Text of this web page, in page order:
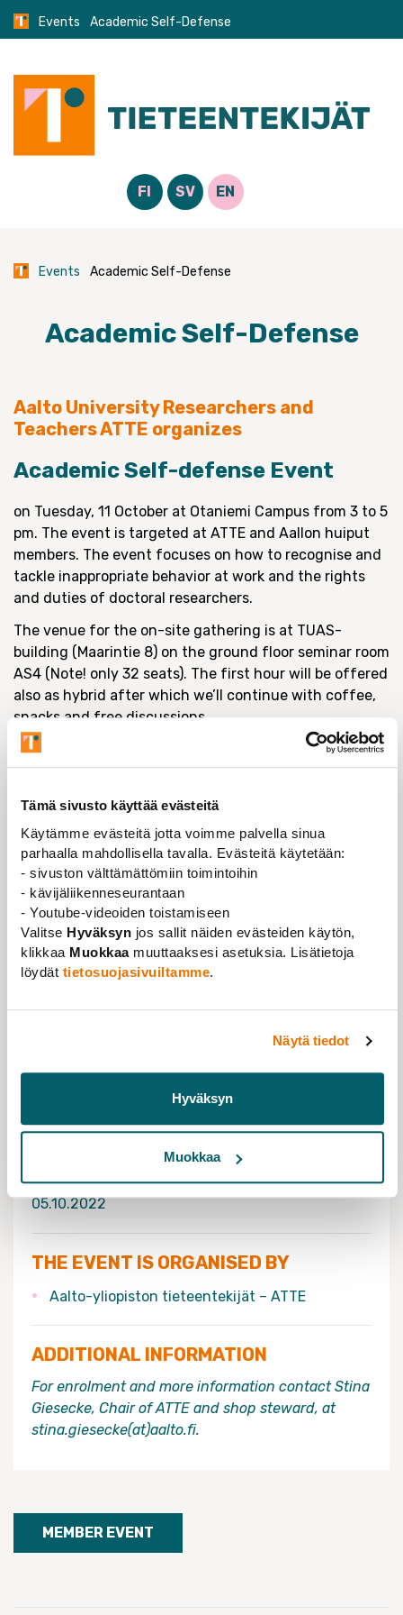
Tämä sivusto käyttää evästeitä
Käytämme evästeitä jotta voimme palvella sinua
parhaalla mahdollisella tavalla. Evästeitä käytetään:
- sivuston välttämättömiin toimintoihin
- kävijäliikenneseurantaan
- Youtube-videoiden toistamiseen
Valitse Hyväksyn jos sallit näiden evästeiden käytön,
klikkaa Muokkaamuuttaaksesi asetuksia. Lisätietoja
löydät tietosuojasivuiltamme.
Näytä tiedot
Hyväksyn
Muokkaa
Skip
Events Academic Self-Defense
FI SV EN
Events Academic Self-Defense
Academic Self-Defense
Aalto University Researchers and
Teachers ATTE organizes
Academic Self-defense Event
on Tuesday, 11 October at Otaniemi Campus from 3 to 5
pm. The event is targeted at ATTE and Aallon huiput
members. The event focuses on how to recognise and
tackle inappropriate behavior at work and the rights
and duties of doctoral researchers.
The venue for the on-site gathering is at TUAS-
building (Maarintie 8) on the ground floor seminar room
AS4 (Note! only 32 seats). The first hour will be offered
also as hybrid after which we’ll continue with coffee,
snacks and free discussions.
Enrolment by Wednesday, 5 October at
stina.giesecke(at)aalto.fi.
Welcome!
Stina Giesecke
ATTE chair and shop steward
Maija Mattila
Senior Advisor, FUURT
Maarintie 8, Espoo
Room AS4, TUAS-building
TIME
11.10.2022 klo 15:00 - 17:00
REGISTRATION ENDS
05.10.2022
THE EVENT IS ORGANISED BY
Aalto-yliopiston tieteentekijät – ATTE
ADDITIONAL INFORMATION
For enrolment and more information contact Stina
Giesecke, Chair of ATTE and shop steward, at
stina.giesecke(at)aalto.fi.
MEMBER EVENT